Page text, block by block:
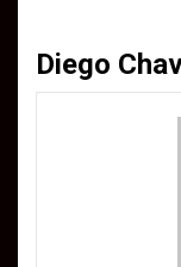
Diego